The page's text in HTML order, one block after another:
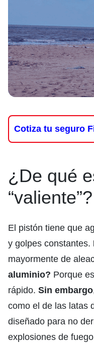
Cotiza tu seguro
¿De qué
“valiente”?
El pistón tiene que
y golpes constantes.
mayormente de
aluminio? Porque
rápido. Sin embargo
como el de las latas
diseñado para no
explosiones de